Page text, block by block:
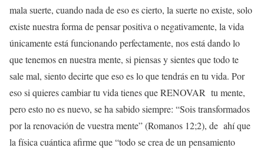
mala suerte, cuando nada de eso es cierto, la suerte no existe, solo
existe nuestra forma de pensar positiva o negativamente, la vida
únicamente está funcionando perfectamente, nos está dando lo
que tenemos en nuestra mente, si piensas y sientes que todo te
sale mal, siento decirte que eso es lo que tendrás en tu vida. Por
eso si quieres cambiar tu vida tienes que RENOVAR tu mente,
pero esto no es nuevo, se ha sabido siempre: “Sois transformados
por la renovación de vuestra mente” (Romanos 12;2), de ahí que
la física cuántica afirme que “todo se crea de un pensamiento